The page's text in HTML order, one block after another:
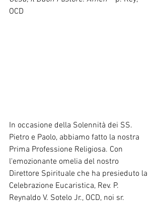
OCD
In occasione della Solennità dei SS.
Pietro e Paolo, abbiamo fatto la nostra
Prima Professione Religiosa. Con
l'emozionante omelia del nostro
Direttore Spirituale che ha presieduto la
Celebrazione Eucaristica, Rev. P.
Reynaldo V. Sotelo Jr., OCD, noi sr.